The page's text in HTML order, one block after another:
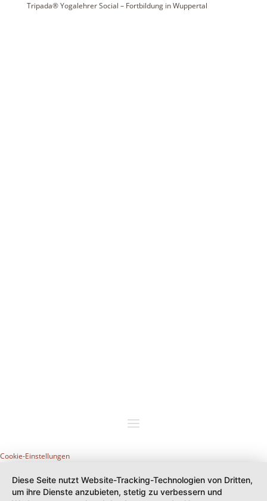
Tripada® Yogalehrer Social – Fortbildung in Wuppertal
Cookie-Einstellungen
Diese Seite nutzt Website-Tracking-Technologien von Dritten,
um ihre Dienste anzubieten, stetig zu verbessern und